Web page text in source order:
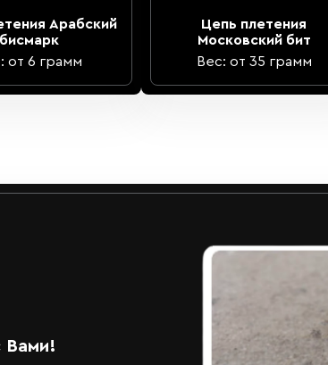
Арабский
бисмарк
от 6 грамм
Цепь плетения
Московский бит
Вес: от 35 грамм
Вами!